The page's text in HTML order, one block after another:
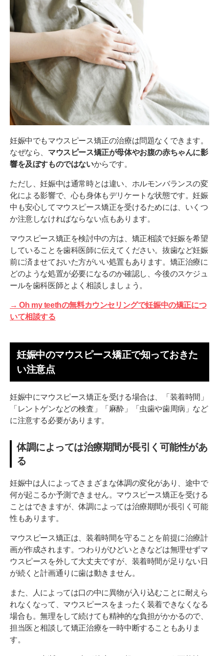
妊娠中でもマウスピース矯正の治療は問題なくできます。
なぜなら、 マウスピース矯正が母体やお腹の赤ちゃんに影
響を及ぼすものではないからです。
ただし、妊娠中は通常時とは違い、ホルモンバランスの変
化による影響で、心も身体もデリケートな状態です。妊娠
中も安心してマウスピース矯正を受けるためには、いくつ
か注意しなければならない点もあります。
マウスピース矯正を検討中の方は、矯正相談で妊娠を希望
していることを歯科医師に伝えてください。抜歯など妊娠
前に済ませておいた方がいい処置もあります。矯正治療に
どのような処置が必要になるのか確認し、今後のスケジュ
ールを歯科医師とよく相談しましょう。
→ Oh my teethの無料カウンセリングで妊娠中の矯正につ
いて相談する
妊娠中のマウスピース矯正で知っておきた
い注意点
妊娠中にマウスピース矯正を受ける場合は、「装着時間」
「レントゲンなどの検査」「麻酔」「虫歯や歯周病」など
に注意する必要があります。
体調によっては治療期間が長引く可能性があ
る
妊娠中は人によってさまざまな体調の変化があり、途中で
何が起こるか予測できません。マウスピース矯正を受ける
ことはできますが、体調によっては治療期間が長引く可能
性もあります。
マウスピース矯正は、装着時間を守ることを前提に治療計
画が作成されます。つわりがひどいときなどは無理せずマ
ウスピースを外して大丈夫ですが、装着時間が足りない日
が続くと計画通りに歯は動きません。
また、人によっては口の中に異物が入り込むことに耐えら
れなくなって、マウスピースをまったく装着できなくなる
場合も。無理をして続けても精神的な負担がかかるので、
担当医と相談して矯正治療を一時中断することもありま
す。